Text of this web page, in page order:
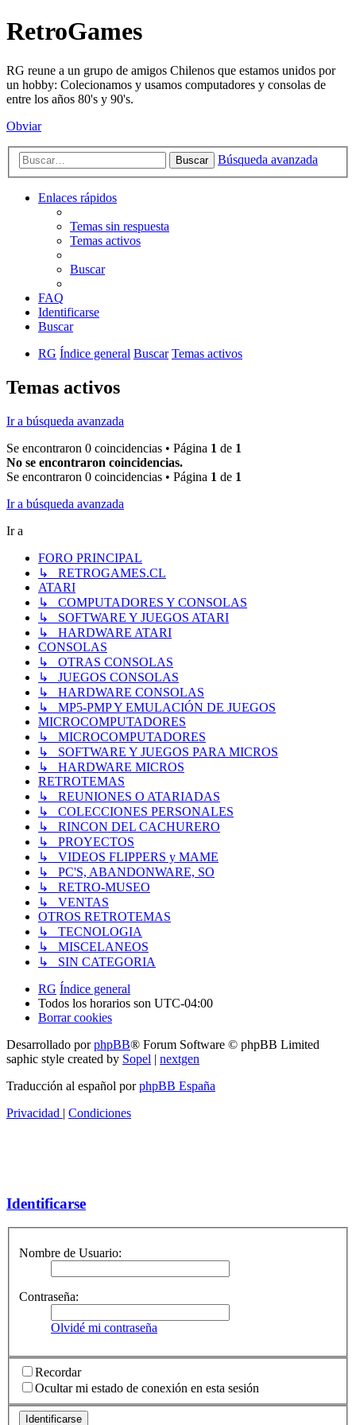
RetroGames
RG reune a un grupo de amigos Chilenos que estamos unidos por
un hobby: Colecionamos y usamos computadores y consolas de
entre los años 80's y 90's.
Obviar
Buscar Búsqueda avanzada
Enlaces rápidos
Temas sin respuesta
Temas activos
Buscar
FAQ
Identificarse
Buscar
RG Índice general Buscar Temas activos
Temas activos
Ir a búsqueda avanzada
Se encontraron 0 coincidencias • Página 1 de 1
No se encontraron coincidencias.
Se encontraron 0 coincidencias • Página 1 de 1
Ir a búsqueda avanzada
Ir a
FORO PRINCIPAL
↳ RETROGAMES.CL
ATARI
↳ COMPUTADORES Y CONSOLAS
↳ SOFTWARE Y JUEGOS ATARI
↳ HARDWARE ATARI
CONSOLAS
↳ OTRAS CONSOLAS
↳ JUEGOS CONSOLAS
↳ HARDWARE CONSOLAS
↳ MP5-PMP Y EMULACIÓN DE JUEGOS
MICROCOMPUTADORES
↳ MICROCOMPUTADORES
↳ SOFTWARE Y JUEGOS PARA MICROS
↳ HARDWARE MICROS
RETROTEMAS
↳ REUNIONES O ATARIADAS
↳ COLECCIONES PERSONALES
↳ RINCON DEL CACHURERO
↳ PROYECTOS
↳ VIDEOS FLIPPERS y MAME
↳ PC'S, ABANDONWARE, SO
↳ RETRO-MUSEO
↳ VENTAS
OTROS RETROTEMAS
↳ TECNOLOGIA
↳ MISCELANEOS
↳ SIN CATEGORIA
RG Índice general
Todos los horarios son UTC-04:00
Borrar cookies
Desarrollado porphpBB® Forum Software © phpBB Limited
saphic style created by Sopel | nextgen
Traducción al español porphpBB España
Privacidad | Condiciones
Identificarse
Nombre de Usuario:
Contraseña:
Olvidé mi contraseña
Recordar
Ocultar mi estado de conexión en esta sesión